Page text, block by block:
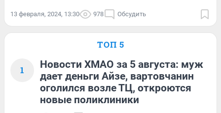
13 февраля, 2024, 13:30 978 Обсудить
ТОП 5
1
Новости ХМАО за 5 августа: муж
дает деньги Айзе, вартовчанин
оголился возле ТЦ, откроются
новые поликлиники